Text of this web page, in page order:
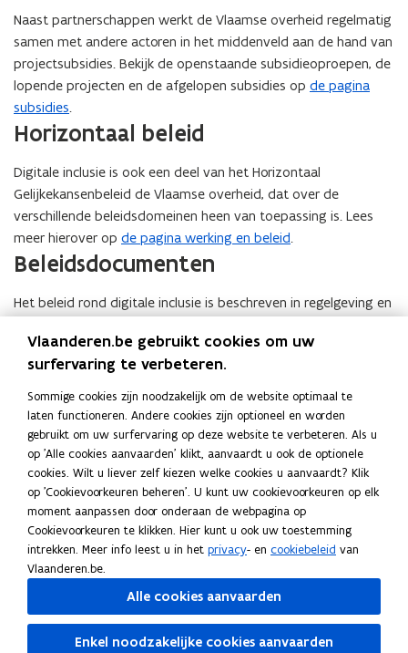
Naast partnerschappen werkt de Vlaamse overheid regelmatig
samen met andere actoren in het middenveld aan de hand van
projectsubsidies. Bekijk de openstaande subsidieoproepen, de
lopende projecten en de afgelopen subsidies op de pagina
subsidies.
Horizontaal beleid
Digitale inclusie is ook een deel van het Horizontaal
Gelijkekansenbeleid de Vlaamse overheid, dat over de
verschillende beleidsdomeinen heen van toepassing is. Lees
meer hierover op de pagina werking en beleid.
Beleidsdocumenten
Het beleid rond digitale inclusie is beschreven in regelgeving en
beleidsdocumenten . De beleidsnota’s en de beleids- en
begrotingstoelichting (BBT) vind je op
beleid.
Deel deze pagina
L
i
n
k
e
d
n
K
o
p
i
e
e
l
i
Neem contact met ons op
Heb je een vraag of opmerking?
Laat het ons weten
Vlaanderen.be gebruikt cookies om uw
surfervaring te verbeteren.
Sommige cookies zijn noodzakelijk om de website optimaal te
laten functioneren. Andere cookies zijn optioneel en worden
gebruikt om uw surfervaring op deze website te verbeteren. Als u
op 'Alle cookies aanvaarden' klikt, aanvaardt u ook de optionele
cookies. Wilt u liever zelf kiezen welke cookies u aanvaardt? Klik
op 'Cookievoorkeuren beheren'. U kunt uw cookievoorkeuren op elk
moment aanpassen door onderaan de webpagina op
Cookievoorkeuren te klikken. Hier kunt u ook uw toestemming
intrekken. Meer info leest u in het privacy- en cookiebeleid van
Vlaanderen.be.
Alle cookies aanvaarden
Enkel noodzakelijke cookies aanvaarden